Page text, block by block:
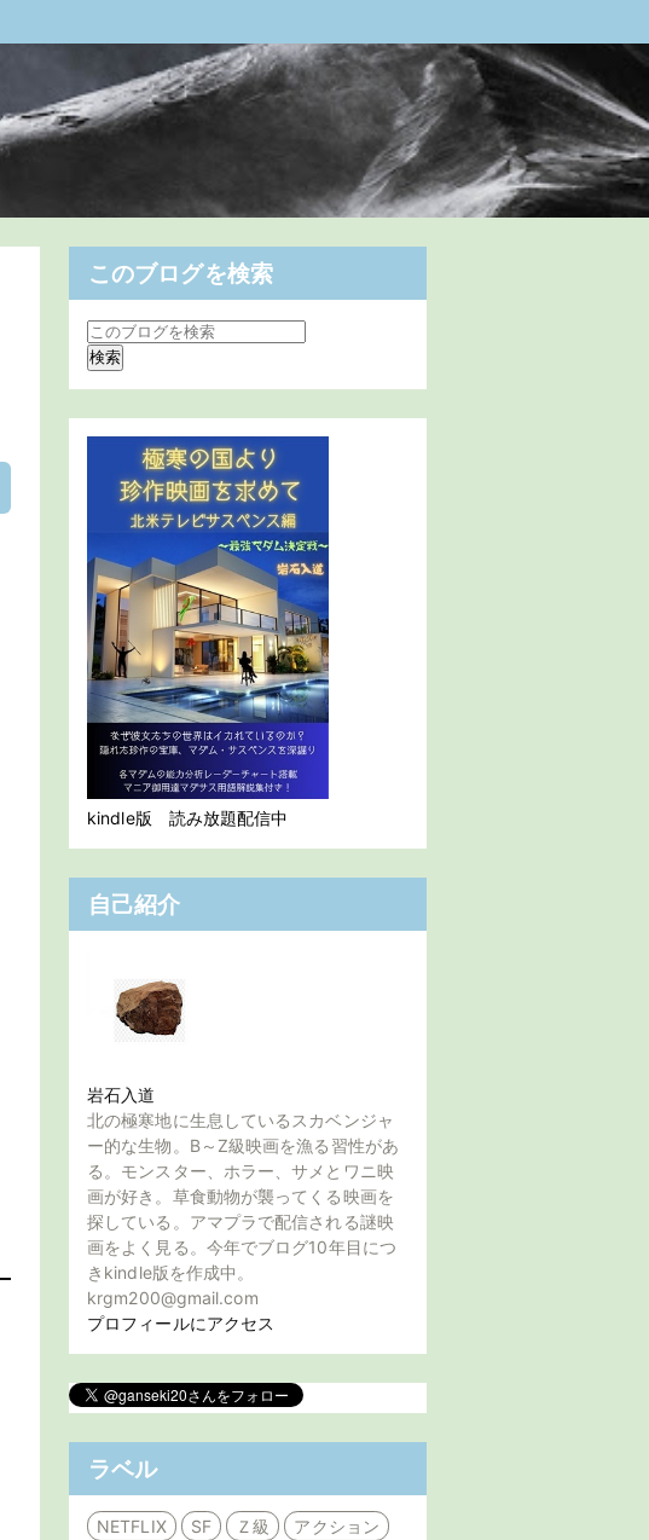
このブログを検索
kindle版 読み放題配信中
自己紹介
岩石入道
北の極寒地に生息しているスカベンジャ
ー的な生物。B～Z級映画を漁る習性があ
る。モンスター、ホラー、サメとワニ映
画が好き。草食動物が襲ってくる映画を
探している。アマプラで配信される謎映
画をよく見る。今年でブログ10年目につ
きkindle版を作成中。
krgm200@gmail.com
プロフィールにアクセス
ラベル
NETFLIX SF Ｚ級
アクション